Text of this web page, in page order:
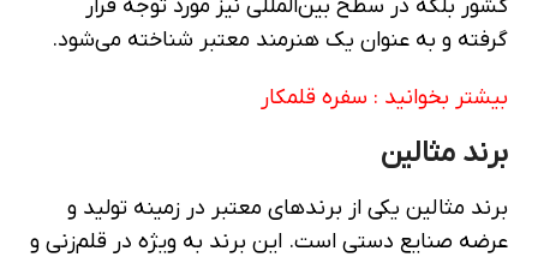
کشور بلکه در سطح بین‌المللی نیز مورد توجه قرار
گرفته و به عنوان یک هنرمند معتبر شناخته می‌شود.
بیشتر بخوانید : سفره قلمکار
برند مثالین
برند مثالین یکی از برندهای معتبر در زمینه تولید و
عرضه صنایع دستی است. این برند به ویژه در قلم‌زنی و